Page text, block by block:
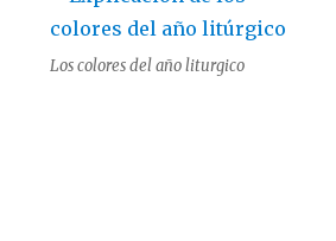
Los colores del año liturgico